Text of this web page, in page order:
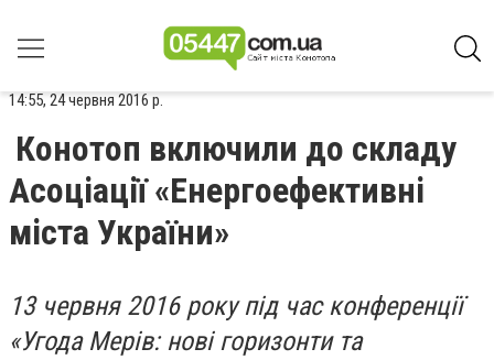
14:55, 24 червня 2016 р.
Конотоп включили до складу
Асоціації «Енергоефективні
міста України»
13 червня 2016 року під час конференції
«Угода Мерів: нові горизонти та